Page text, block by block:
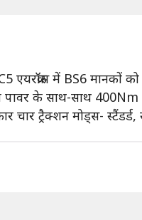
एयरक्रॉस में BS6 मानकों
के साथ-साथ 400Nm
चार ट्रैक्शन मोड्स-